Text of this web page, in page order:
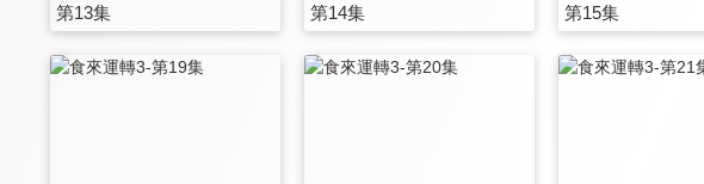
第13集 第14集 第15集